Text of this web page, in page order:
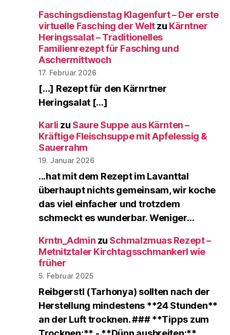
Faschingsdienstag Klagenfurt – Der erste
virtuelle Fasching der Weltzu Kärntner
Heringssalat – Traditionelles
Familienrezept für Fasching und
Aschermittwoch
17. Februar 2026
[…] Rezept für den Kärnrtner
Heringsalat […]
Karli zu Saure Suppe aus Kärnten –
Kräftige Fleischsuppe mit Apfelessig &
Sauerrahm
19. Januar 2026
...hat mit dem Rezept im Lavanttal
überhaupt nichts gemeinsam, wir koche
das viel einfacher und trotzdem
schmeckt es wunderbar. Weniger…
Krntn_Admin zu Schmalzmuas Rezept –
Metnitztaler Kirchtagsschmankerl wie
früher
5. Februar 2025
Reibgerstl (Tarhonya) sollten nach der
Herstellung mindestens **24 Stunden**
an der Luft trocknen. ### **Tipps zum